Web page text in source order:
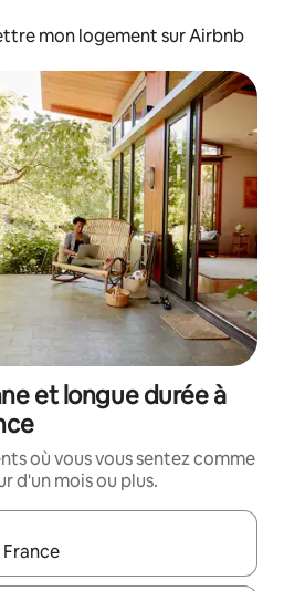
mon logement sur Airbnb
et longue durée à
où vous vous sentez comme
d'un mois ou plus.
utilisez les flèches vers le